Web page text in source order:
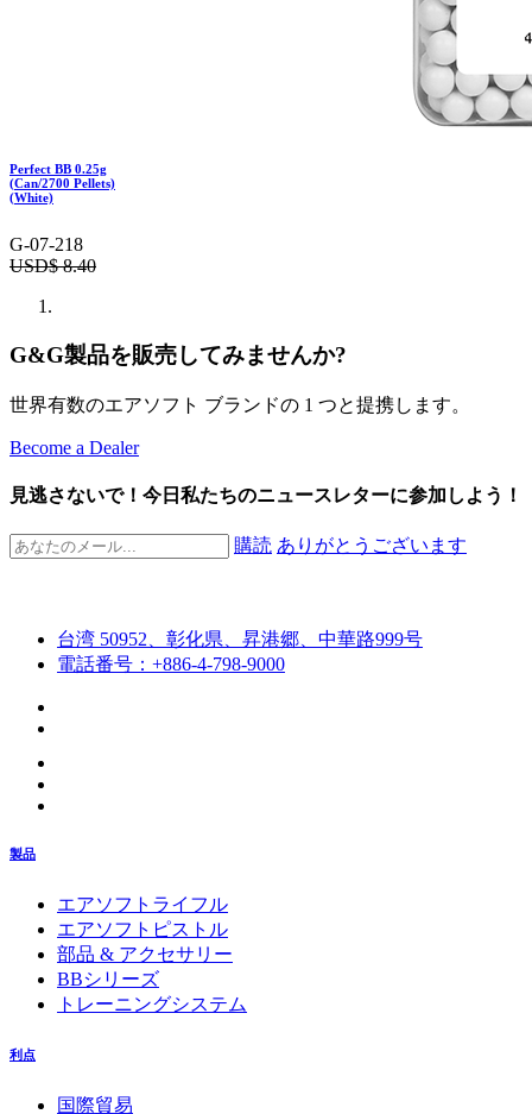
Perfect BB 0.25g
(Can/2700 Pellets)
(White)
G-07-218
USD$8.40
G&G製品を販売してみませんか?
世界有数のエアソフト ブランドの 1 つと提携します。
Become a Dealer
見逃さないで！今日私たちのニュースレターに参加しよう！
購読 ありがとうございます
台湾 50952、彰化県、昇港郷、中華路999号
電話番号：+886-4-798-9000
製品
エアソフトライフル
エアソフトピストル
部品 & アクセサリー
BBシリーズ
トレーニングシステム
利点
国際貿易